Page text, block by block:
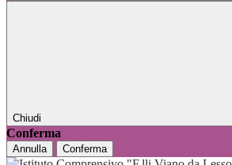
Chiudi
Conferma
Annulla Conferma